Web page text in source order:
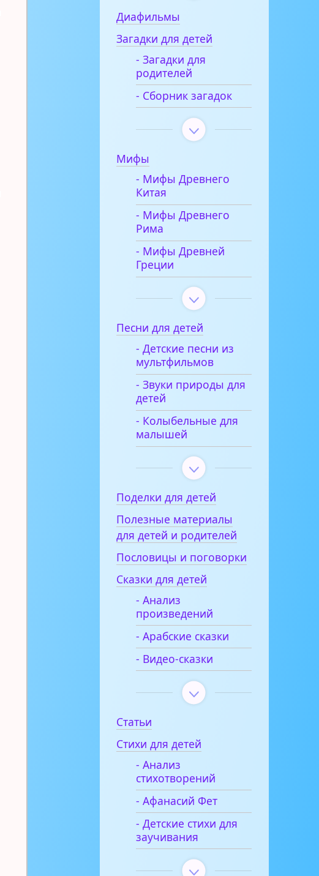
Диафильмы
Загадки для детей
- Загадки для
родителей
- Сборник загадок
Мифы
- Мифы Древнего
Китая
- Мифы Древнего
Рима
- Мифы Древней
Греции
Песни для детей
- Детские песни из
мультфильмов
- Звуки природы для
детей
- Колыбельные для
малышей
Поделки для детей
Полезные материалы
для детей и родителей
Пословицы и поговорки
Сказки для детей
- Анализ
произведений
- Арабские сказки
- Видео-сказки
Статьи
Стихи для детей
- Анализ
стихотворений
- Афанасий Фет
- Детские стихи для
заучивания